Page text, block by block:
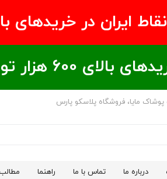
در خریدهای بالای ۵/950/000
بیشتر = تخفیف بیشتر
پوشاک مایا، فروشگاه پلاسکو پارس
درباره ما تماس با ما راهنما